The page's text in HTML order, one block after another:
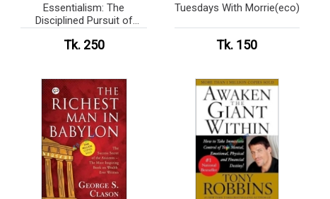
Essentialism: The
Disciplined Pursuit of
Tk. 250
Tuesdays With Morrie(eco)
Tk. 150